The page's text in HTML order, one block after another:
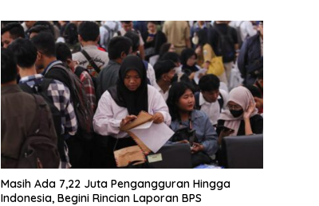
Masih Ada 7,22 Juta Pengangguran Hingga
Indonesia, Begini Rincian Laporan BPS